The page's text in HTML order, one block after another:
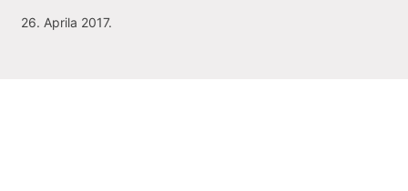
26. Aprila 2017.